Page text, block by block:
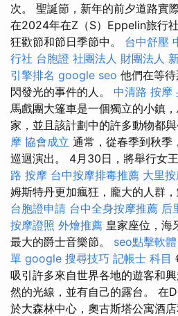
次。 聖誕節，新年的前夕道路實
在2024年在Z（S）Eppelin旅行
狂歡節和節日季節中。 台中舒壓
行社 台胞證 社團法人 財團法人
引擎排名 google seo 他們在等
閃發光的事件的人。 中清路 按摩
馬戲團大篷車是一個獨立的小鎮
家，並且該計劃中的許多動物都
摩 協會成立 通常，從春季到秋季
巡迴演出。 4月30日，將舉行女
路 按摩 台中按摩排毒推薦 大里
姆斯特丹更加瘋狂，龐大的人群，
台胞證申請 台中全身按摩推薦 后
按摩證照 外燴推薦 皇家座位，海
最大的爵士音樂節。 seo點擊軟體
單 google 搜尋技巧 記帳士 科目
吸引許多來自世界各地的遊客和
然的光線，並有自己的露台。 在
於大森林中心，奧古斯塔公寓酒